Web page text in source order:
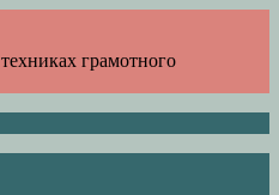
грамотного